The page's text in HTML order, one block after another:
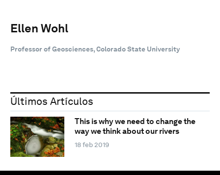
Ellen Wohl
Professor of Geosciences, Colorado State University
Últimos Artículos
This is why we need to change the
way we think about our rivers
18 feb 2019